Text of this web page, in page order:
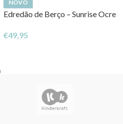
NOVO
Edredão de Berço – Sunrise Ocre
€49,95